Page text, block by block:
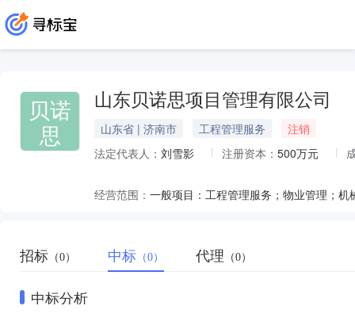
贝诺
思
山东贝诺思项目管理有限公司
山东省 | 济南市 工程管理服务
注销
法定代表人： 刘雪影 注册资本： 500万元
经营范围：
招标 （0） 中标 （0） 代理 （0）
中标分析